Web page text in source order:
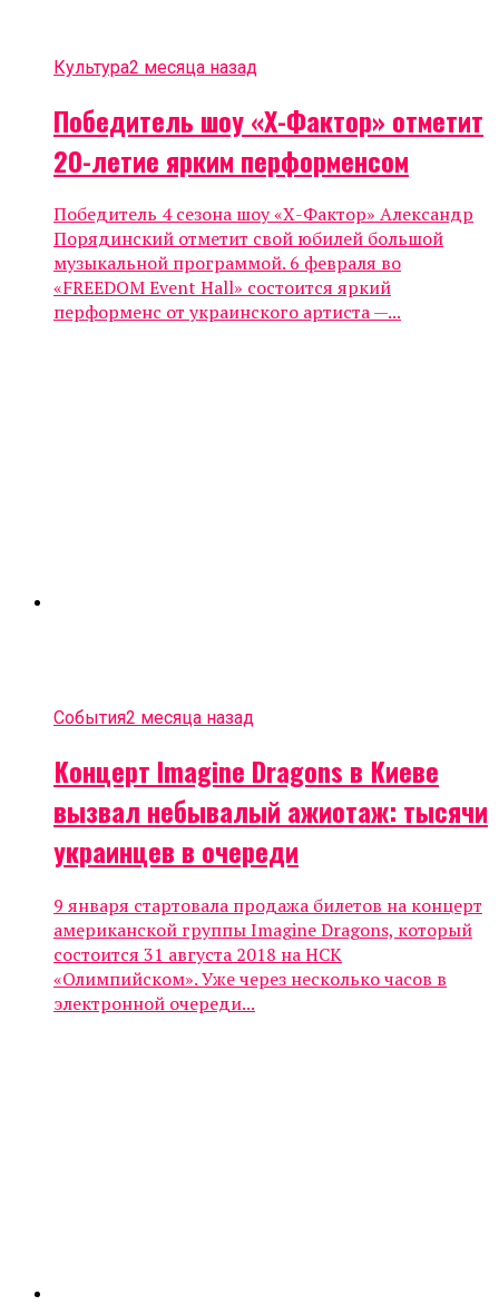
Культура2 месяца назад
Победитель шоу «Х-Фактор» отметит
20-летие ярким перформенсом
Победитель 4 сезона шоу «Х-Фактор» Александр
Порядинский отметит свой юбилей большой
музыкальной программой. 6 февраля во
«FREEDOM Event Hall» состоится яркий
перформенс от украинского артиста —...
События2 месяца назад
Концерт Imagine Dragons в Киеве
вызвал небывалый ажиотаж: тысячи
украинцев в очереди
9 января стартовала продажа билетов на концерт
американской группы Imagine Dragons, который
состоится 31 августа 2018 на НСК
«Олимпийском». Уже через несколько часов в
электронной очереди...